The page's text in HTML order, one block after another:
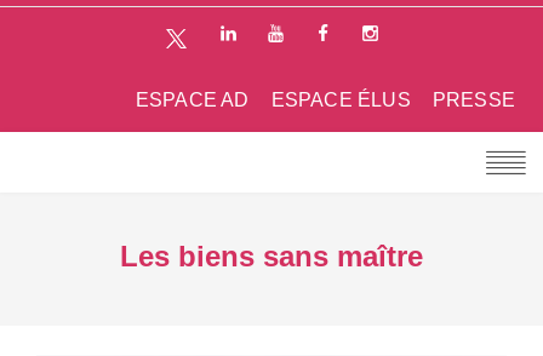
PRESSE
ESPACE ÉLUS
ESPACE AD
Les biens sans maître